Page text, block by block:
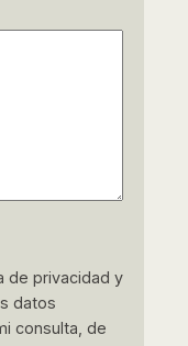
y
de privacidad y
datos
consulta, de